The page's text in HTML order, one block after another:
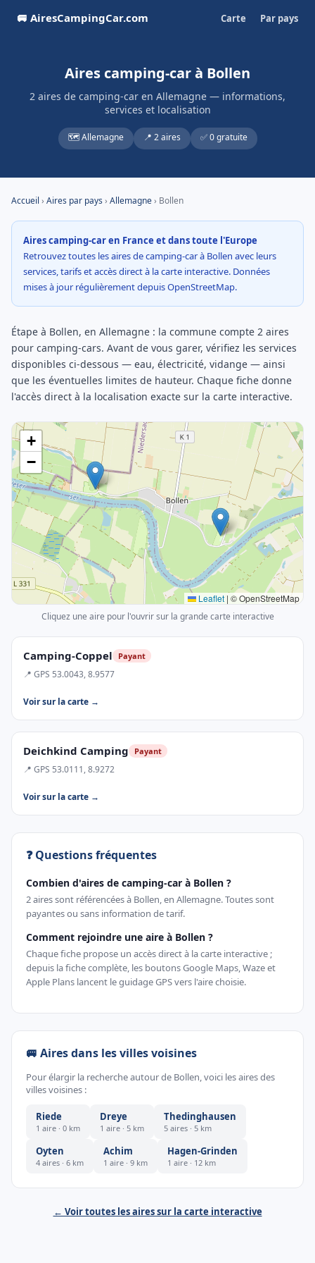
🚐 AiresCampingCar.com Carte Par pays
Aires camping-car à Bollen
2 aires de camping-car en Allemagne — informations,
services et localisation
🗺️ Allemagne 📍 2 aires ✅ 0 gratuite
Accueil › Aires par pays› Allemagne› Bollen
Aires camping-car en France et dans toute l'Europe
Retrouvez toutes les aires de camping-car à Bollen avec leurs
services, tarifs et accès direct à la carte interactive. Données
mises à jour régulièrement depuis OpenStreetMap.
Étape à Bollen, en Allemagne : la commune compte 2 aires
pour camping-cars. Avant de vous garer, vérifiez les services
disponibles ci-dessous — eau, électricité, vidange — ainsi
que les éventuelles limites de hauteur. Chaque fiche donne
l'accès direct à la localisation exacte sur la carte interactive.
Camping-Coppel Payant
📍 GPS 53.0043, 8.9577
Voir sur la carte →
Deichkind Camping Payant
📍 GPS 53.0111, 8.9272
Voir sur la carte →
❓ Questions fréquentes
Combien d'aires de camping-car à Bollen ?
2 aires sont référencées à Bollen, en Allemagne. Toutes sont
payantes ou sans information de tarif.
Comment rejoindre une aire à Bollen ?
Chaque fiche propose un accès direct à la carte interactive ;
depuis la fiche complète, les boutons Google Maps, Waze et
Apple Plans lancent le guidage GPS vers l'aire choisie.
🚐 Aires dans les villes voisines
Pour élargir la recherche autour de Bollen, voici les aires des
villes voisines :
Riede
1 aire · 0 km
Dreye
1 aire · 5 km
Thedinghausen
5 aires · 5 km
Oyten
4 aires · 6 km
Achim
1 aire · 9 km
Hagen-Grinden
1 aire · 12 km
+
−
Leaflet | © OpenStreetMap
Cliquez une aire pour l'ouvrir sur la grande carte interactive
← Voir toutes les aires sur la carte interactive